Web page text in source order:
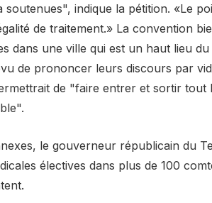
soutenues", indique la pétition. «Le
de traitement.» La convention
dans une ville qui est un haut lieu
de prononcer leurs discours par
de "faire entrer et sortir tout
le gouverneur républicain du
électives dans plus de 100